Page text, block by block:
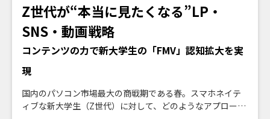
Z世代が“本当に見たくなる”LP・
SNS・動画戦略
コンテンツの力で新大学生の「FMV」認知拡大を実
現
国内のパソコン市場最大の商戦期である春。スマホネイテ
ィブな新大学生（Z世代）に対して、どのようなアプローチ